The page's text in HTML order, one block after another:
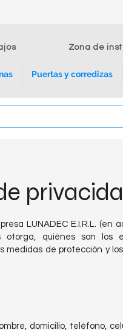
Zona de
Puertas y corredizas
LUNADEC E.I.R.L. (en
quiénes son los
de protección y
domicilio, teléfono,